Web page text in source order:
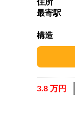
住所
最寄駅
構造
3.8 万円